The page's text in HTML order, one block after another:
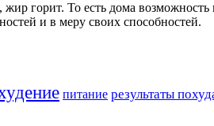
горит. То есть дома возможность
и в меру своих способностей.
питание результаты